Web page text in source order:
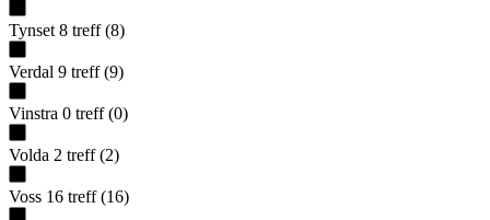
Tynset 8 treff (8)
Verdal 9 treff (9)
Vinstra 0 treff (0)
Volda 2 treff (2)
Voss 16 treff (16)